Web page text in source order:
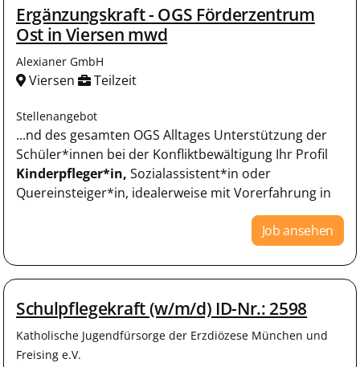
Ergänzungskraft - OGS Förderzentrum
Ost in Viersen mwd
Alexianer GmbH
Viersen Teilzeit
Stellenangebot
...nd des gesamten OGS Alltages Unterstützung der
Schüler*innen bei der Konfliktbewältigung Ihr Profil
Kinderpfleger*in, Sozialassistent*in oder
Quereinsteiger*in, idealerweise mit Vorerfahrung in
Job ansehen
Schulpflegekraft (w/m/d) ID-Nr.: 2598
Katholische Jugendfürsorge der Erzdiözese München und
Freising e.V.